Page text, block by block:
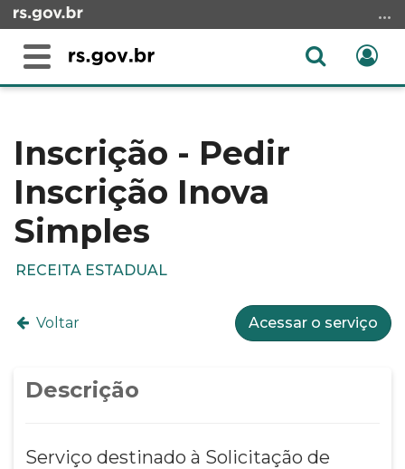
para
conteúdo
menu
para
busca
Alterna
Abrir
conteúdo
Inscrição - Pedir
Inscrição Inova
Simples
RECEITA ESTADUAL
Voltar Acessar o serviço
Descrição
Serviço destinado à Solicitação de